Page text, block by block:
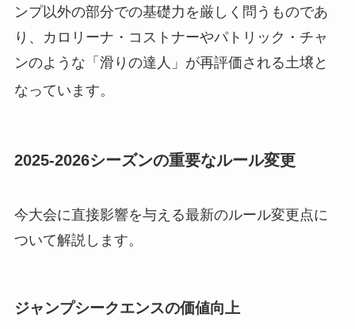
ンプ以外の部分での基礎力を厳しく問うものであ
り、カロリーナ・コストナーやパトリック・チャ
ンのような「滑りの達人」が再評価される土壌と
なっています。
2025-2026シーズンの重要なルール変更
今大会に直接影響を与える最新のルール変更点に
ついて解説します。
ジャンプシークエンスの価値向上